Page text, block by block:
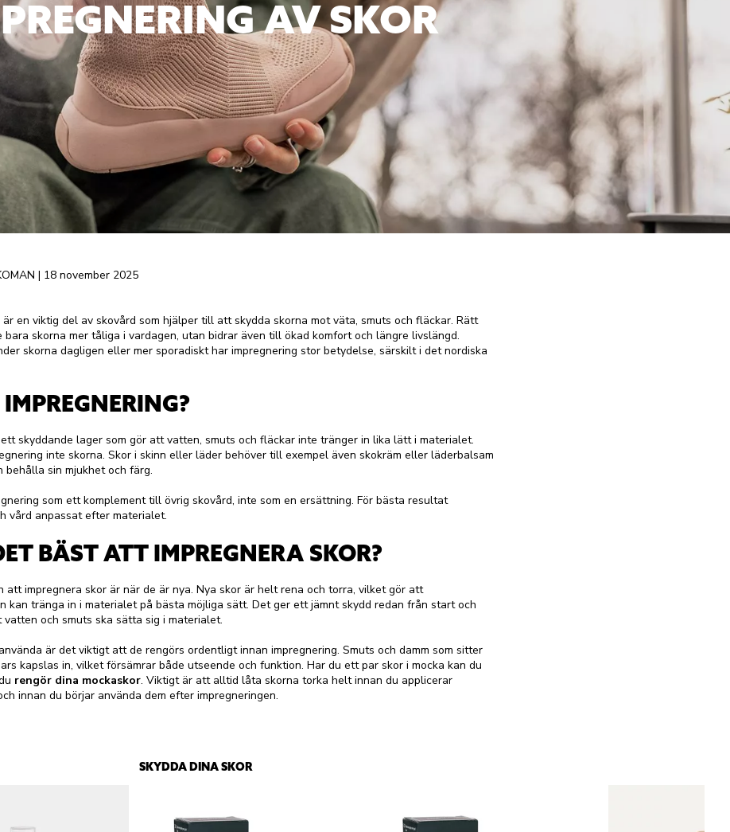
AV SKOR
| 18 november 2025
är en viktig del av skovård som hjälper till att skydda skorna mot väta, smuts och fläckar. Rätt
bara skorna mer tåliga i vardagen, utan bidrar även till ökad komfort och längre livslängd.
skorna dagligen eller mer sporadiskt har impregnering stor betydelse, särskilt i det nordiska
skyddande lager som gör att vatten, smuts och fläckar inte tränger in lika lätt i materialet.
inte skorna. Skor i skinn eller läder behöver till exempel även skokräm eller läderbalsam
sin mjukhet och färg.
som ett komplement till övrig skovård, inte som en ersättning. För bästa resultat
vård anpassat efter materialet.
BÄST ATT IMPREGNERA SKOR?
att impregnera skor är när de är nya. Nya skor är helt rena och torra, vilket gör att
kan tränga in i materialet på bästa möjliga sätt. Det ger ett jämnt skydd redan från start och
och smuts ska sätta sig i materialet.
är det viktigt att de rengörs ordentligt innan impregnering. Smuts och damm som sitter
kapslas in, vilket försämrar både utseende och funktion. Har du ett par skor i mocka kan du
rengör dina mockaskor. Viktigt är att alltid låta skorna torka helt innan du applicerar
innan du börjar använda dem efter impregneringen.
SKYDDA DINA SKOR